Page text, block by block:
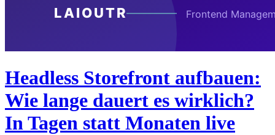
Headless Storefront aufbauen:
Wie lange dauert es wirklich?
In Tagen statt Monaten live